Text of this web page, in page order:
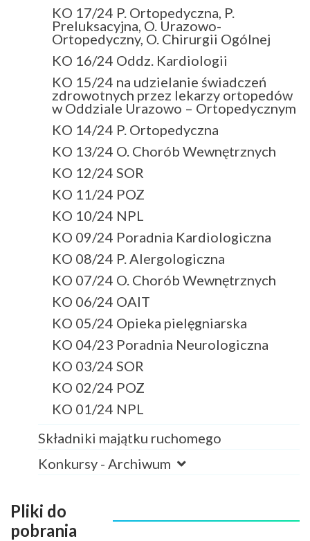
KO 17/24 P. Ortopedyczna, P.
Preluksacyjna, O. Urazowo-
Ortopedyczny, O. Chirurgii Ogólnej
KO 16/24 Oddz. Kardiologii
KO 15/24 na udzielanie świadczeń
zdrowotnych przez lekarzy ortopedów
w Oddziale Urazowo – Ortopedycznym
KO 14/24 P. Ortopedyczna
KO 13/24 O. Chorób Wewnętrznych
KO 12/24 SOR
KO 11/24 POZ
KO 10/24 NPL
KO 09/24 Poradnia Kardiologiczna
KO 08/24 P. Alergologiczna
KO 07/24 O. Chorób Wewnętrznych
KO 06/24 OAIT
KO 05/24 Opieka pielęgniarska
KO 04/23 Poradnia Neurologiczna
KO 03/24 SOR
KO 02/24 POZ
KO 01/24 NPL
Składniki majątku ruchomego
Konkursy - Archiwum
Pliki do
pobrania